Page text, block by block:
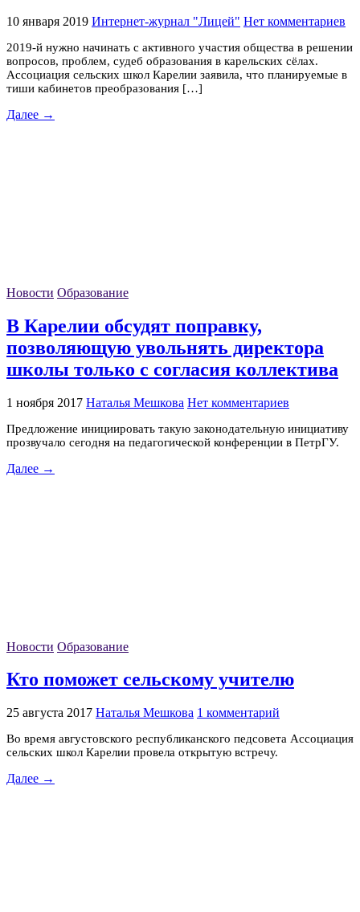
10 января 2019 Интернет-журнал "Лицей" Нет комментариев
2019-й нужно начинать с активного участия общества в решении
вопросов, проблем, судеб образования в карельских сёлах.
Ассоциация сельских школ Карелии заявила, что планируемые в
тиши кабинетов преобразования […]
Далее →
Новости Образование
В Карелии обсудят поправку,
позволяющую увольнять директора
школы только с согласия коллектива
1 ноября 2017 Наталья Мешкова Нет комментариев
Предложение инициировать такую законодательную инициативу
прозвучало сегодня на педагогической конференции в ПетрГУ.
Далее →
Новости Образование
Кто поможет сельскому учителю
25 августа 2017 Наталья Мешкова 1 комментарий
Во время августовского республиканского педсовета Ассоциация
сельских школ Карелии провела открытую встречу.
Далее →